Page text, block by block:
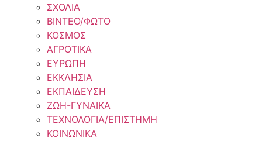
ΣΧΟΛΙΑ
ΒΙΝΤΕΟ/ΦΩΤΟ
ΚΟΣΜΟΣ
ΑΓΡΟΤΙΚΑ
ΕΥΡΩΠΗ
ΕΚΚΛΗΣΙΑ
ΕΚΠΑΙΔΕΥΣΗ
ΖΩΗ-ΓΥΝΑΙΚΑ
ΤΕΧΝΟΛΟΓΙΑ/ΕΠΙΣΤΗΜΗ
ΚΟΙΝΩΝΙΚΑ